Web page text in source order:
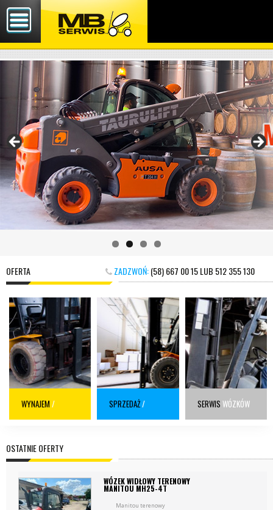
ZADZWOŃ:(58) 667 00 15 LUB 512 355 130
OFERTA
WYNAJEM/ SPRZEDAŻ/ SERWIS WÓZKÓW
OSTATNIE OFERTY
WÓZEK WIDŁOWY TERENOWY
MANITOU MH25-4T
Manitou terenowy